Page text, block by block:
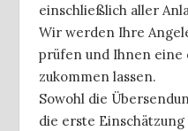
einschließlich aller
Wir werden Ihre
prüfen und Ihnen eine
zukommen lassen.
Sowohl die
die erste